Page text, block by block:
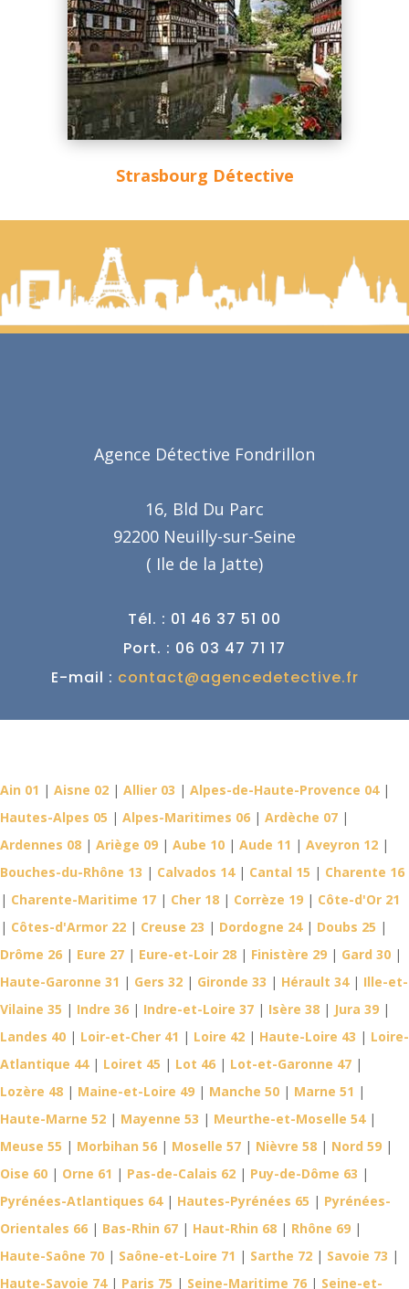
Strasbourg Détective
Agence Détective Fondrillon
16, Bld Du Parc
92200 Neuilly-sur-Seine
( Ile de la Jatte)
Tél. : 01 46 37 51 00
Port. : 06 03 47 71 17
E-mail : contact@agencedetective.fr
Ain 01 | Aisne 02 | Allier 03 | Alpes-de-Haute-Provence 04|
Hautes-Alpes 05 | Alpes-Maritimes 06 | Ardèche 07 |
Ardennes 08 | Ariège 09 | Aube 10 | Aude 11 | Aveyron 12 |
Bouches-du-Rhône 13 | Calvados 14| Cantal 15 | Charente 16
| Charente-Maritime 17 | Cher 18 | Corrèze 19 | Côte-d'Or 21
| Côtes-d'Armor 22 | Creuse 23 | Dordogne 24| Doubs 25 |
Drôme 26 | Eure 27 | Eure-et-Loir 28 | Finistère 29 | Gard 30 |
Haute-Garonne 31 | Gers 32 | Gironde 33 | Hérault 34| Ille-et-
Vilaine 35 | Indre 36 | Indre-et-Loire 37 | Isère 38 | Jura 39 |
Landes 40 | Loir-et-Cher 41 | Loire 42 | Haute-Loire 43 | Loire-
Atlantique 44| Loiret 45 | Lot 46 | Lot-et-Garonne 47 |
Lozère 48 | Maine-et-Loire 49 | Manche 50 | Marne 51 |
Haute-Marne 52 | Mayenne 53 | Meurthe-et-Moselle 54|
Meuse 55 | Morbihan 56 | Moselle 57 | Nièvre 58 | Nord 59 |
Oise 60 | Orne 61 | Pas-de-Calais 62 | Puy-de-Dôme 63 |
Pyrénées-Atlantiques 64| Hautes-Pyrénées 65 | Pyrénées-
Orientales 66 | Bas-Rhin 67 | Haut-Rhin 68 | Rhône 69 |
Haute-Saône 70 | Saône-et-Loire 71 | Sarthe 72 | Savoie 73 |
Haute-Savoie 74| Paris 75 | Seine-Maritime 76 | Seine-et-